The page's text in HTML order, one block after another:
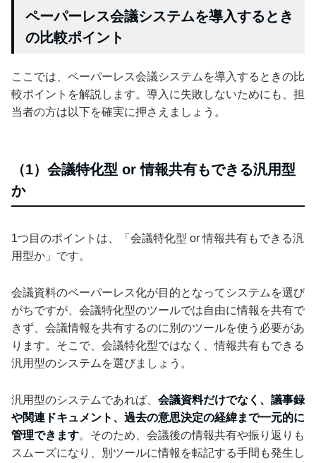
ペーパーレス会議システムを導入するとき
の比較ポイント
ここでは、ペーパーレス会議システムを導入するときの比
較ポイントを解説します。導入に失敗しないためにも、担
当者の方は以下を確実に押さえましょう。
（1）会議特化型 or 情報共有もできる汎用型
か
1つ目のポイントは、「会議特化型 or 情報共有もできる汎
用型か」です。
会議資料のペーパーレス化が目的となってシステムを選び
がちですが、会議特化型のツールでは自由に情報を共有で
きず、会議情報を共有するのに別のツールを使う必要があ
ります。そこで、会議特化型ではなく、情報共有もできる
汎用型のシステムを選びましょう。
汎用型のシステムであれば、 会議資料だけでなく、議事録
や関連ドキュメント、過去の意思決定の経緯まで一元的に
管理できます。そのため、会議後の情報共有や振り返りも
スムーズになり、別ツールに情報を転記する手間も発生し